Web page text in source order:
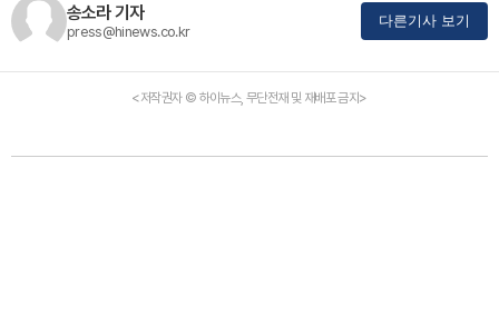
송소라 기자
press@hinews.co.kr
다른기사 보기
<저작권자 © 하이뉴스, 무단전재 및 재배포 금지>